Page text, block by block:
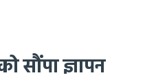
सौंपा ज्ञापन